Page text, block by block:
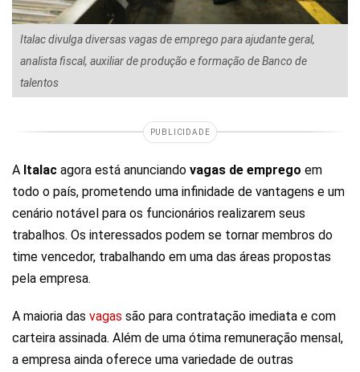
Italac divulga diversas vagas de emprego para ajudante geral,
analista fiscal, auxiliar de produção e formação de Banco de
talentos
PUBLICIDADE
A Italac agora está anunciando vagas de emprego em
todo o país, prometendo uma infinidade de vantagens e um
cenário notável para os funcionários realizarem seus
trabalhos. Os interessados podem se tornar membros do
time vencedor, trabalhando em uma das áreas propostas
pela empresa.
A maioria das vagas são para contratação imediata e com
carteira assinada. Além de uma ótima remuneração mensal,
a empresa ainda oferece uma variedade de outras